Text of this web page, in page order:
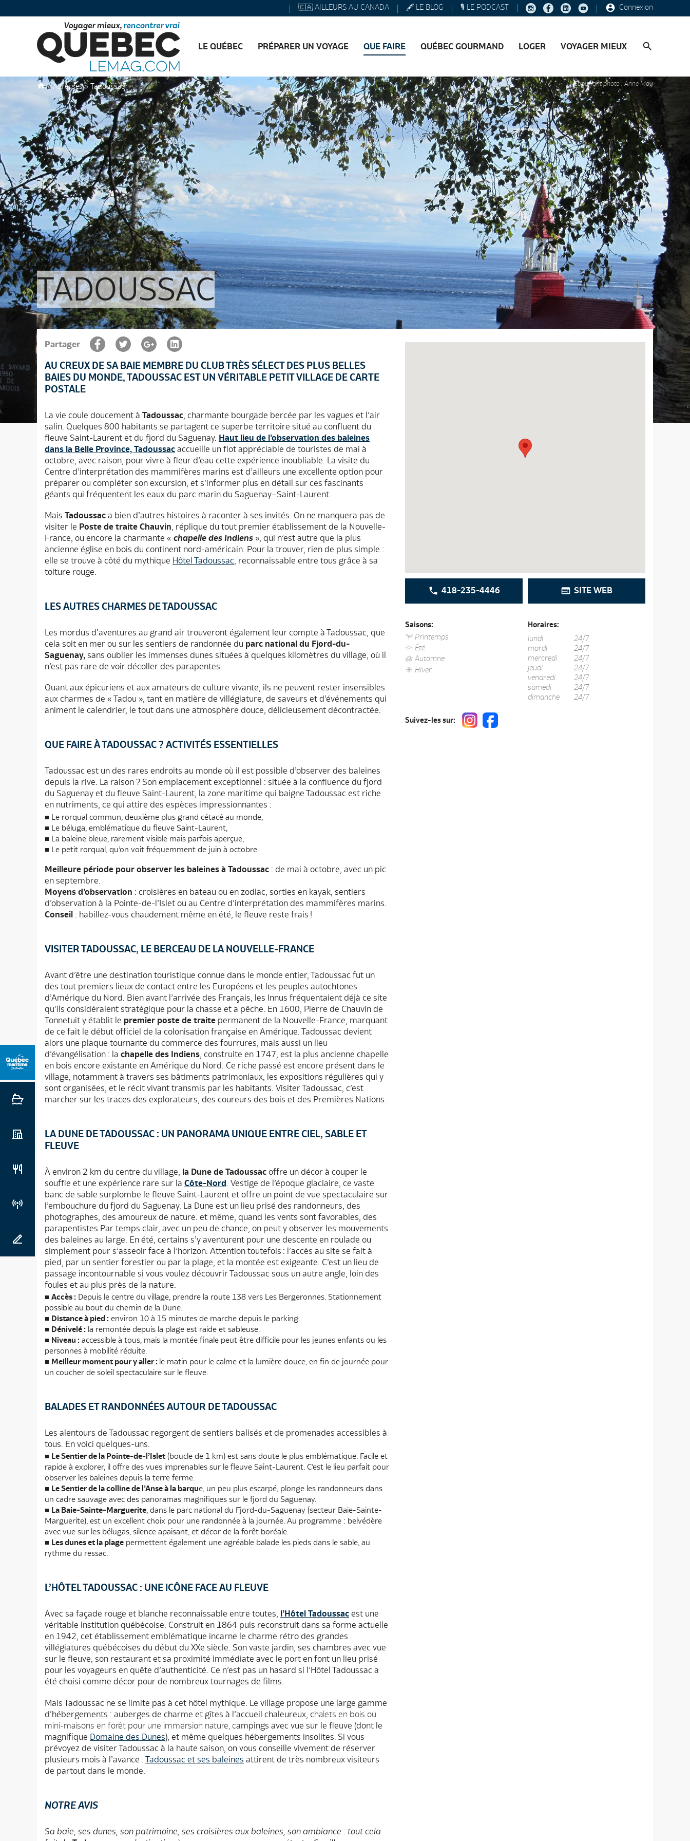
🇨🇦 AILLEURS AU CANADA 🖋️ LE BLOG 🎙️ LE PODCAST Connexion
LE QUÉBEC PRÉPARER UN VOYAGE QUE FAIRE QUÉBEC GOURMAND LOGER VOYAGER MIEUX
»Adresses» Tadoussac
TADOUSSAC
Copyright photo : Anne Moy
Partager
AU CREUX DE SA BAIE MEMBRE DU CLUB TRÈS SÉLECT DES PLUS BELLES
BAIES DU MONDE, TADOUSSAC EST UN VÉRITABLE PETIT VILLAGE DE CARTE
POSTALE
La vie coule doucement à Tadoussac, charmante bourgade bercée par les vagues et l’air
salin. Quelques 800 habitants se partagent ce superbe territoire situé au confluent du
fleuve Saint-Laurent et du fjord du Saguenay. Haut lieu de l’observation des baleines
dans la Belle Province, Tadoussac accueille un flot appréciable de touristes de mai à
octobre, avec raison, pour vivre à fleur d’eau cette expérience inoubliable. La visite du
Centre d’interprétation des mammifères marins est d’ailleurs une excellente option pour
préparer ou compléter son excursion, et s’informer plus en détail sur ces fascinants
géants qui fréquentent les eaux du parc marin du Saguenay–Saint-Laurent.
Mais Tadoussac a bien d’autres histoires à raconter à ses invités. On ne manquera pas de
visiter le Poste de traite Chauvin, réplique du tout premier établissement de la Nouvelle-
France, ou encore la charmante « chapelle des Indiens », qui n’est autre que la plus
ancienne église en bois du continent nord-américain. Pour la trouver, rien de plus simple :
elle se trouve à côté du mythique Hôtel Tadoussac, reconnaissable entre tous grâce à sa
toiture rouge.
LES AUTRES CHARMES DE TADOUSSAC
Les mordus d’aventures au grand air trouveront également leur compte à Tadoussac, que
cela soit en mer ou sur les sentiers de randonnée du parc national du Fjord-du-
Saguenay, sans oublier les immenses dunes situées à quelques kilomètres du village, où il
n’est pas rare de voir décoller des parapentes.
Quant aux épicuriens et aux amateurs de culture vivante, ils ne peuvent rester insensibles
aux charmes de « Tadou », tant en matière de villégiature, de saveurs et d’événements qui
animent le calendrier, le tout dans une atmosphère douce, délicieusement décontractée.
QUE FAIRE À TADOUSSAC ? ACTIVITÉS ESSENTIELLES
Tadoussac est un des rares endroits au monde où il est possible d’observer des baleines
depuis la rive. La raison ? Son emplacement exceptionnel : située à la confluence du fjord
du Saguenay et du fleuve Saint-Laurent, la zone maritime qui baigne Tadoussac est riche
en nutriments, ce qui attire des espèces impressionnantes :
Le rorqual commun, deuxième plus grand cétacé au monde,
Le béluga, emblématique du fleuve Saint-Laurent,
La baleine bleue, rarement visible mais parfois aperçue,
Le petit rorqual, qu’on voit fréquemment de juin à octobre.
Meilleure période pour observer les baleines à Tadoussac : de mai à octobre, avec un pic
en septembre.
Moyens d’observation : croisières en bateau ou en zodiac, sorties en kayak, sentiers
d’observation à la Pointe-de-l’Islet ou au Centre d’interprétation des mammifères marins.
Conseil : habillez-vous chaudement même en été, le fleuve reste frais !
VISITER TADOUSSAC, LE BERCEAU DE LA NOUVELLE-FRANCE
Avant d’être une destination touristique connue dans le monde entier, Tadoussac fut un
des tout premiers lieux de contact entre les Européens et les peuples autochtones
d’Amérique du Nord. Bien avant l’arrivée des Français, les Innus fréquentaient déjà ce site
qu’ils considéraient stratégique pour la chasse et a pêche. En 1600, Pierre de Chauvin de
Tonnetuit y établit le premier poste de traite permanent de la Nouvelle-France, marquant
de ce fait le début officiel de la colonisation française en Amérique. Tadoussac devient
alors une plaque tournante du commerce des fourrures, mais aussi un lieu
d’évangélisation : la chapelle des Indiens , construite en 1747, est la plus ancienne chapelle
en bois encore existante en Amérique du Nord. Ce riche passé est encore présent dans le
village, notamment à travers ses bâtiments patrimoniaux, les expositions régulières qui y
sont organisées, et le récit vivant transmis par les habitants. Visiter Tadoussac, c’est
marcher sur les traces des explorateurs, des coureurs des bois et des Premières Nations.
LA DUNE DE TADOUSSAC : UN PANORAMA UNIQUE ENTRE CIEL, SABLE ET
FLEUVE
À environ 2 km du centre du village, la Dune de Tadoussac offre un décor à couper le
souffle et une expérience rare sur la Côte-Nord . Vestige de l’époque glaciaire, ce vaste
banc de sable surplombe le fleuve Saint-Laurent et offre un point de vue spectaculaire sur
l’embouchure du fjord du Saguenay. La Dune est un lieu prisé des randonneurs, des
photographes, des amoureux de nature. et même, quand les vents sont favorables, des
parapentistes Par temps clair, avec un peu de chance, on peut y observer les mouvements
des baleines au large. En été, certains s’y aventurent pour une descente en roulade ou
simplement pour s’asseoir face à l’horizon. Attention toutefois : l’accès au site se fait à
pied, par un sentier forestier ou par la plage, et la montée est exigeante. C’est un lieu de
passage incontournable si vous voulez découvrir Tadoussac sous un autre angle, loin des
foules et au plus près de la nature.
Accès : Depuis le centre du village, prendre la route 138 vers Les Bergeronnes. Stationnement
possible au bout du chemin de la Dune.
Distance à pied : environ 10 à 15 minutes de marche depuis le parking.
Dénivelé : la remontée depuis la plage est raide et sableuse.
Niveau : accessible à tous, mais la montée finale peut être difficile pour les jeunes enfants ou les
personnes à mobilité réduite.
Meilleur moment pour y aller : le matin pour le calme et la lumière douce, en fin de journée pour
un coucher de soleil spectaculaire sur le fleuve.
BALADES ET RANDONNÉES AUTOUR DE TADOUSSAC
Les alentours de Tadoussac regorgent de sentiers balisés et de promenades accessibles à
tous. En voici quelques-uns.
Le Sentier de la Pointe-de-l’Islet (boucle de 1 km) est sans doute le plus emblématique. Facile et
rapide à explorer, il offre des vues imprenables sur le fleuve Saint-Laurent. C’est le lieu parfait pour
observer les baleines depuis la terre ferme.
Le Sentier de la colline de l’Anse à la barque, un peu plus escarpé, plonge les randonneurs dans
un cadre sauvage avec des panoramas magnifiques sur le fjord du Saguenay.
La Baie-Sainte-Marguerite, dans le parc national du Fjord-du-Saguenay (secteur Baie-Sainte-
Marguerite), est un excellent choix pour une randonnée à la journée. Au programme : belvédère
avec vue sur les bélugas, silence apaisant, et décor de la forêt boréale.
Les dunes et la plage permettent également une agréable balade les pieds dans le sable, au
rythme du ressac.
L’HÔTEL TADOUSSAC : UNE ICÔNE FACE AU FLEUVE
Avec sa façade rouge et blanche reconnaissable entre toutes, l’Hôtel Tadoussac est une
véritable institution québécoise. Construit en 1864 puis reconstruit dans sa forme actuelle
en 1942, cet établissement emblématique incarne le charme rétro des grandes
villégiatures québécoises du début du XXe siècle. Son vaste jardin, ses chambres avec vue
sur le fleuve, son restaurant et sa proximité immédiate avec le port en font un lieu prisé
pour les voyageurs en quête d’authenticité. Ce n’est pas un hasard si l’Hôtel Tadoussac a
été choisi comme décor pour de nombreux tournages de films.
Mais Tadoussac ne se limite pas à cet hôtel mythique. Le village propose une large gamme
d’hébergements : auberges de charme et gîtes à l’accueil chaleureux, chalets en bois ou
mini-maisons en forêt pour une immersion nature, campings avec vue sur le fleuve (dont le
magnifique Domaine des Dunes), et même quelques hébergements insolites Si vous
prévoyez de visiter Tadoussac à la haute saison, on vous conseille vivement de réserver
plusieurs mois à l’avance : Tadoussac et ses baleines attirent de très nombreux visiteurs
de partout dans le monde.
NOTRE AVIS
Sa baie, ses dunes, son patrimoine, ses croisières aux baleines, son ambiance : tout cela
418-235-4446 SITE WEB
Saisons:
Printemps
Été
Automne
Hiver
Horaires:
lundi
24/7
mardi
24/7
mercredi
24/7
jeudi
24/7
vendredi
24/7
samedi
24/7
dimanche
24/7
Suivez-les sur: